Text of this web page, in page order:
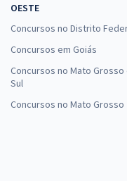
OESTE
Concursos no Distrito
Concursos em Goiás
Concursos no Mato Grosso
Sul
Concursos no Mato Grosso